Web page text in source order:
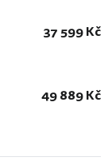
37 599 Kč
49 889 Kč